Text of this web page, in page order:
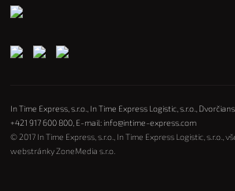
In Time Express, s.r.o., In Time Express Logistic, s.r.o.,
+421 917 600 800 , E-mail: info@intime-express.com
© 2017 In Time Express, s.r.o., In Time Express Logistic, s.r.o.,
webstránky ZoneMedia s.r.o.